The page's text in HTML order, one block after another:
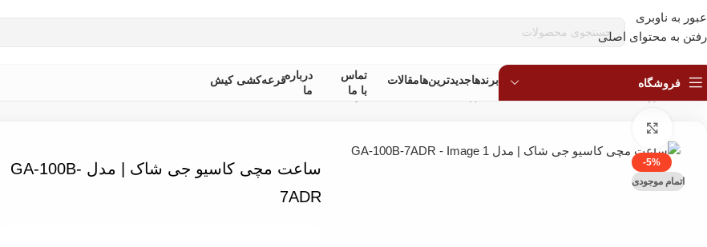
عبور به ناوبری
رفتن به محتوای اصلی
فروشگاه برندهاجدیدترین‌هامقالات
تماس
با ما
درباره
ما
قرعه‌کشی کیش
ساعت مچی کاسیو جی شاک | مدل GA-100B-7ADR
-5%
اتمام موجودی
ساعت مچی کاسیو جی شاک | مدل GA-100B-
7ADR